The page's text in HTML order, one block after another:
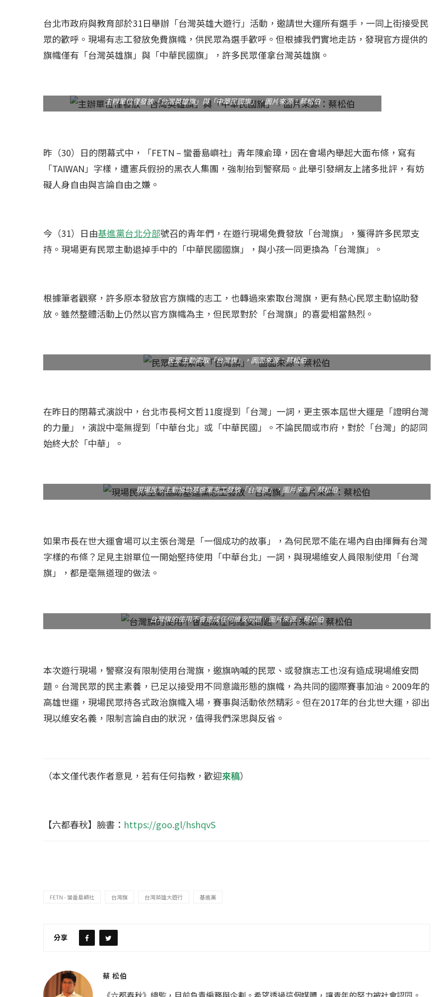
台北市政府與教育部於31日舉辦「台灣英雄大遊行」活動，邀請世大運所有選手，一同上街接受民
眾的歡呼。現場有志工發放免費旗幟，供民眾為選手歡呼。但根據我們實地走訪，發現官方提供的
旗幟僅有「台灣英雄旗」與「中華民國旗」，許多民眾僅拿台灣英雄旗。
主辦單位僅發放「台灣英雄旗」與「中華民國旗」，圖片來源：蔡松伯
昨（30）日的閉幕式中，「FETN – 蠻番島嶼社」青年陳俞璋，因在會場內舉起大面布條，寫有
「TAIWAN」字樣，遭憲兵假扮的黑衣人集團，強制抬到警察局。此舉引發網友上諸多批評，有妨
礙人身自由與言論自由之嫌。
今（31）日由基進黨台北分部號召的青年們，在遊行現場免費發放「台灣旗」，獲得許多民眾支
持。現場更有民眾主動退掉手中的「中華民國國旗」，與小孩一同更換為「台灣旗」。
根據筆者觀察，許多原本發放官方旗幟的志工，也轉過來索取台灣旗，更有熱心民眾主動協助發
放。雖然整體活動上仍然以官方旗幟為主，但民眾對於「台灣旗」的喜愛相當熱烈。
民眾主動索取「台灣旗」，圖面來源：蔡松伯
在昨日的閉幕式演說中，台北市長柯文哲11度提到「台灣」一詞，更主張本屆世大運是「證明台灣
的力量」，演說中毫無提到「中華台北」或「中華民國」。不論民間或市府，對於「台灣」的認同
始終大於「中華」。
現場民眾主動協助基進黨志工發放「台灣旗」，圖片來源：蔡松伯
如果市長在世大運會場可以主張台灣是「一個成功的故事」，為何民眾不能在場內自由揮舞有台灣
字樣的布條？足見主辦單位一開始堅持使用「中華台北」一詞，與現場維安人員限制使用「台灣
旗」，都是毫無道理的做法。
台灣旗的使用不會造成任何維安問題，圖片來源：蔡松伯
本次遊行現場，警察沒有限制使用台灣旗，邀旗吶喊的民眾、或發旗志工也沒有造成現場維安問
題。台灣民眾的民主素養，已足以接受用不同意識形態的旗幟，為共同的國際賽事加油。2009年的
高雄世運，現場民眾持各式政治旗幟入場，賽事與活動依然精彩。但在2017年的台北世大運，卻出
現以維安名義，限制言論自由的狀況，值得我們深思與反省。
（本文僅代表作者意見，若有任何指教，歡迎來稿）
【六都春秋】臉書： https://goo.gl/hshqvS
FETN - 蠻番島嶼社 台灣旗 台灣英雄大遊行 基進黨
分享
蔡 松伯
島雷克雅內斯火... 哈馬斯引爆遠超4...
2023 年 11 月 月 25 日
【國際】路透：德...